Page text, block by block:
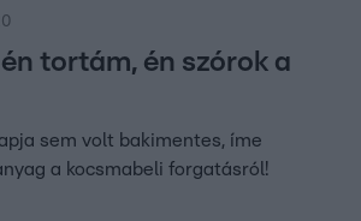
tortám, én szórok a
sem volt bakimentes, íme
a kocsmabeli forgatásról!